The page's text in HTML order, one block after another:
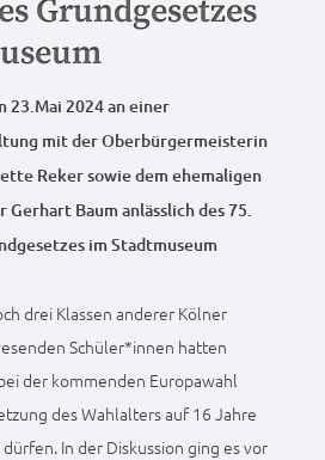
Grundgesetzes
23.Mai 2024 an einer
mit der Oberbürgermeisterin
Reker sowie dem ehemaligen
Baum anlässlich des 75.
im Stadtmuseum
drei Klassen anderer Kölner
Schüler*innen hatten
der kommenden Europawahl
des Wahlalters auf 16 Jahre
In der Diskussion ging es vor